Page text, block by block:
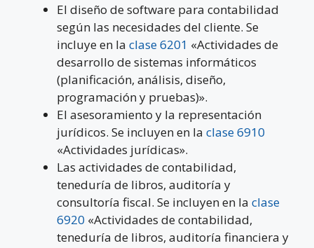
El diseño de software para contabilidad
según las necesidades del cliente. Se
incluye en la clase 6201 «Actividades de
desarrollo de sistemas informáticos
(planificación, análisis, diseño,
programación y pruebas)».
El asesoramiento y la representación
jurídicos. Se incluyen en la clase 6910
«Actividades jurídicas».
Las actividades de contabilidad,
teneduría de libros, auditoría y
consultoría fiscal. Se incluyen en la clase
6920 «Actividades de contabilidad,
teneduría de libros, auditoría financiera y